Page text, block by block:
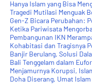
Hanya Islam yang Bisa
Tragedi Mutilasi Menguak
Gen-Z Bicara Perubahan:
Ketika Pariwisata
Pembangunan IKN
Kohabitasi dan Tragisnya
Banjir Berulang, Solusi
Bali Tenggelam dalam
Menjamurnya Korupsi,
Doha Diserang, Umat